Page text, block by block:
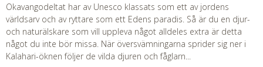
Okavangodeltat har av Unesco klassats som ett av jordens
världsarv och av ryttare som ett Edens paradis. Så är du en djur-
och naturälskare som vill uppleva något alldeles extra är detta
något du inte bör missa. När översvämningarna sprider sig ner i
Kalahari-öknen följer de vilda djuren och fåglarn...